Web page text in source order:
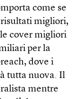
come se
risultati migliori,
cover migliori
per la
dove i
tutta nuova. Il
mentre